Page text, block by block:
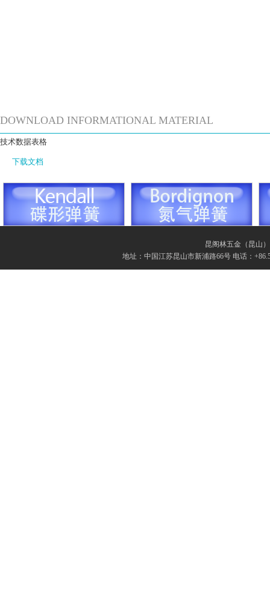
DOWNLOAD INFORMATIONAL MATERIAL
技术数据表格
下载文档
昆阁林五金（昆山
地址：中国江苏昆山市新浦路66号 电话：